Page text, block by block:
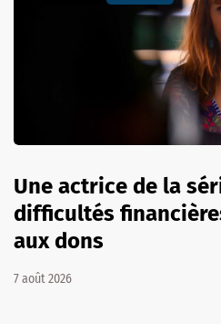
Une actrice de la
difficultés
aux dons
7 août 2026